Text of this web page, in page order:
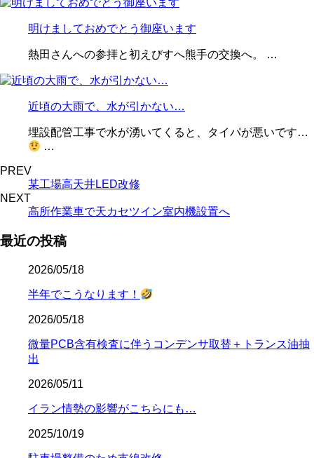
明けましておめでとう御座います
熱田さんへの参拝と初えびすへ熊手の交換へ。 …
近頃の大雨で、水が引かない…
埋設配管工事で水が湧いてくると、タイパが悪いです…
…
PREV
某工場高天井LED改修
NEXT
高所作業車で天カセツイン室内機設置へ
最近の投稿
2026/05/18
半年でこうなります！
2026/05/18
微量PCB含有検査に伴うコンデンサ取替＋トランス油抽
出
2026/05/11
イラン情勢の影響がこちらにも…
2025/10/19